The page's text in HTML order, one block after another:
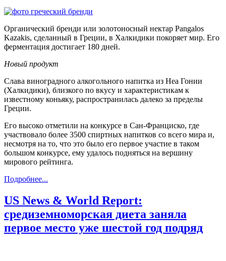
Органический бренди или золотоносный нектар Pangalos
Kazakis, сделанный в Греции, в Халкидики покоряет мир. Его
ферментация достигает 180 дней.
Новый продукт
Слава виноградного алкогольного напитка из Неа Гонии
(Халкидики), близкого по вкусу и характеристикам к
известному коньяку, распространилась далеко за пределы
Греции.
Его высоко отметили на конкурсе в Сан-Франциско, где
участвовало более 3500 спиртных напитков со всего мира и,
несмотря на то, что это было его первое участие в таком
большом конкурсе, ему удалось подняться на вершину
мирового рейтинга.
Подробнее...
US News & World Report:
средиземноморская диета заняла
первое место уже шестой год подряд